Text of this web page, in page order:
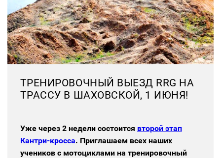
ТРЕНИРОВОЧНЫЙ ВЫЕЗД RRG НА
ТРАССУ В ШАХОВСКОЙ, 1 ИЮНЯ!
Уже через 2 недели состоится второй этап
Кантри-кросса. Приглашаем всех наших
учеников с мотоциклами на тренировочный